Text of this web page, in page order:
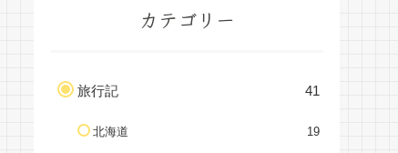
カテゴリー
旅行記 41
北海道 19